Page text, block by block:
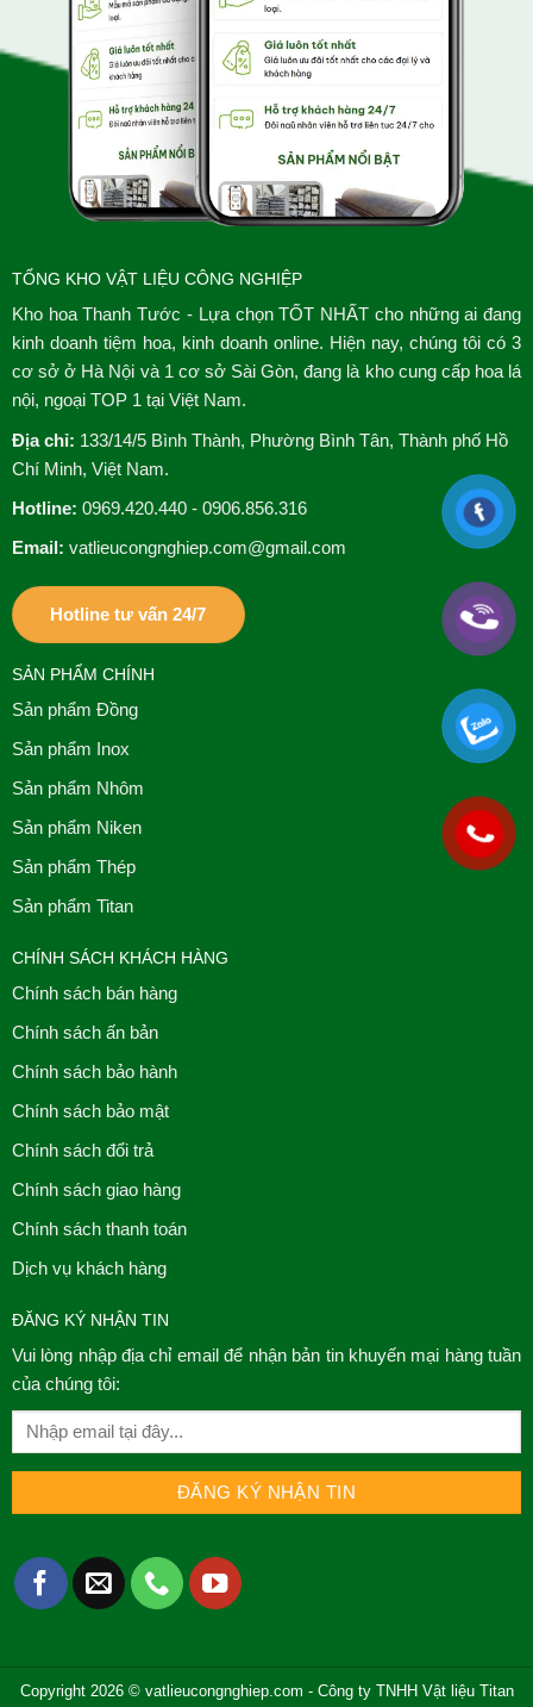
TỔNG KHO VẬT LIỆU CÔNG NGHIỆP
Kho hoa Thanh Tước - Lựa chọn TỐT NHẤT cho những ai đang
kinh doanh tiệm hoa, kinh doanh online. Hiện nay, chúng tôi có 3
cơ sở ở Hà Nội và 1 cơ sở Sài Gòn, đang là kho cung cấp hoa lá
nội, ngoại TOP 1 tại Việt Nam.
Địa chỉ: 133/14/5 Bình Thành, Phường Bình Tân, Thành phố Hồ
Chí Minh, Việt Nam.
Hotline: 0969.420.440 - 0906.856.316
Email: vatlieucongnghiep.com@gmail.com
Hotline tư vấn 24/7
SẢN PHẨM CHÍNH
Sản phẩm Đồng
Sản phẩm Inox
Sản phẩm Nhôm
Sản phẩm Niken
Sản phẩm Thép
Sản phẩm Titan
CHÍNH SÁCH KHÁCH HÀNG
Chính sách bán hàng
Chính sách ấn bản
Chính sách bảo hành
Chính sách bảo mật
Chính sách đổi trả
Chính sách giao hàng
Chính sách thanh toán
Dịch vụ khách hàng
ĐĂNG KÝ NHẬN TIN
Vui lòng nhập địa chỉ email để nhận bản tin khuyến mại hàng tuần
của chúng tôi:
Copyright 2026 © vatlieucongnghiep.com - Công ty TNHH Vật liệu Titan